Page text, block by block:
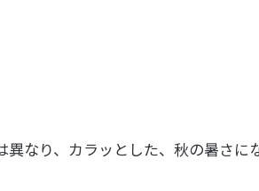
なり、カラッとした、秋の暑さに